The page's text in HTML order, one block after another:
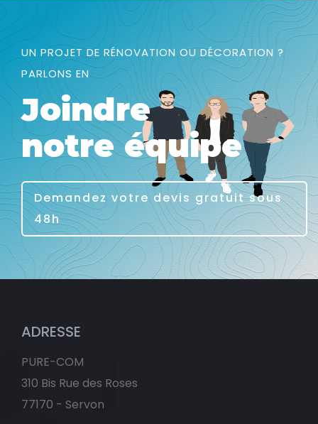
UN PROJET DE RÉNOVATION OU DÉCORATION ?
PARLONS EN
Joindre
notre équipe
Demandez votre devis gratuit sous
48h
ADRESSE
PURE-COM
310 Bis Rue des Roses
77170 - Servon